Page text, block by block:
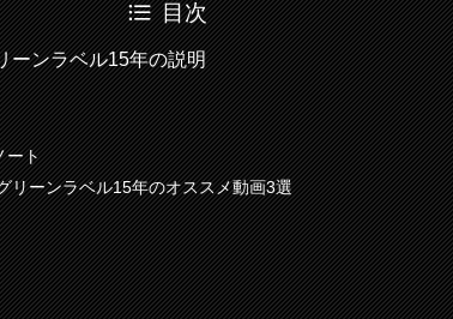
目次
ーンラベル15年の説明
ート
リーンラベル15年のオススメ動画3選